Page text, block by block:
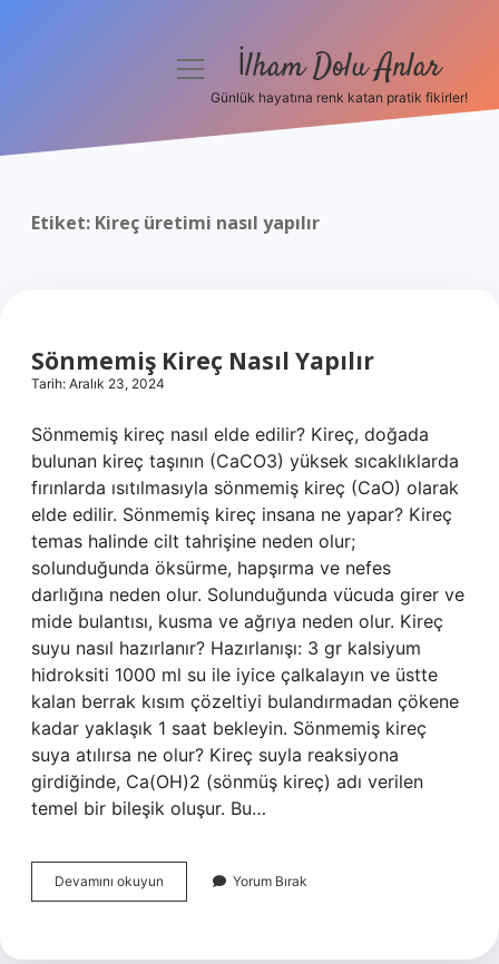
Yasal Uyarı
menüyü İlham Dolu Anlar
Günlük hayatına renk katan pratik fikirler!
Etiket: Kireç üretimi nasıl yapılır
Sönmemiş Kireç Nasıl Yapılır
Tarih: Aralık 23, 2024
Sönmemiş kireç nasıl elde edilir? Kireç, doğada
bulunan kireç taşının (CaCO3) yüksek sıcaklıklarda
fırınlarda ısıtılmasıyla sönmemiş kireç (CaO) olarak
elde edilir. Sönmemiş kireç insana ne yapar? Kireç
temas halinde cilt tahrişine neden olur;
solunduğunda öksürme, hapşırma ve nefes
darlığına neden olur. Solunduğunda vücuda girer ve
mide bulantısı, kusma ve ağrıya neden olur. Kireç
suyu nasıl hazırlanır? Hazırlanışı: 3 gr kalsiyum
hidroksiti 1000 ml su ile iyice çalkalayın ve üstte
kalan berrak kısım çözeltiyi bulandırmadan çökene
kadar yaklaşık 1 saat bekleyin. Sönmemiş kireç
suya atılırsa ne olur? Kireç suyla reaksiyona
girdiğinde, Ca(OH)2 (sönmüş kireç) adı verilen
temel bir bileşik oluşur. Bu…
Devamını okuyun Sönmemiş
Kireç
Yorum Bırak